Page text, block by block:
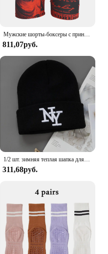
Мужские шорты-боксеры с принтом, трусы, сексуальное нижнее белье, модные трусы
811,07руб.
1/2 шт. зимняя теплая шапка для мужчин, зимние шапки для мужчин и женщин, бархатная шапка, шарф из кораллового флиса, уличные шапки-бини для женщин
311,68руб.